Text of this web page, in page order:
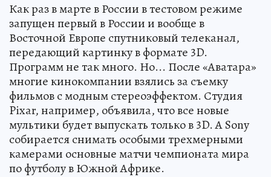
Как раз в марте в России в тестовом режиме
запущен первый в России и вообще в
Восточной Европе спутниковый телеканал,
передающий картинку в формате 3D.
Программ не так много. Но... После «Аватара»
многие кинокомпании взялись за съемку
фильмов с модным стереоэффектом. Студия
Pixar, например, объявила, что все новые
мультики будет выпускать только в 3D. А Sony
собирается снимать особыми трехмерными
камерами основные матчи чемпионата мира
по футболу в Южной Африке.